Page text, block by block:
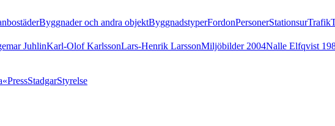
Byggnader och andra objektByggnadstyperFordonPersonerStationsurTrafik
JuhlinKarl-Olof KarlssonLars-Henrik LarssonMiljöbilder 2004Nalle Elfqvist
PressStadgarStyrelse